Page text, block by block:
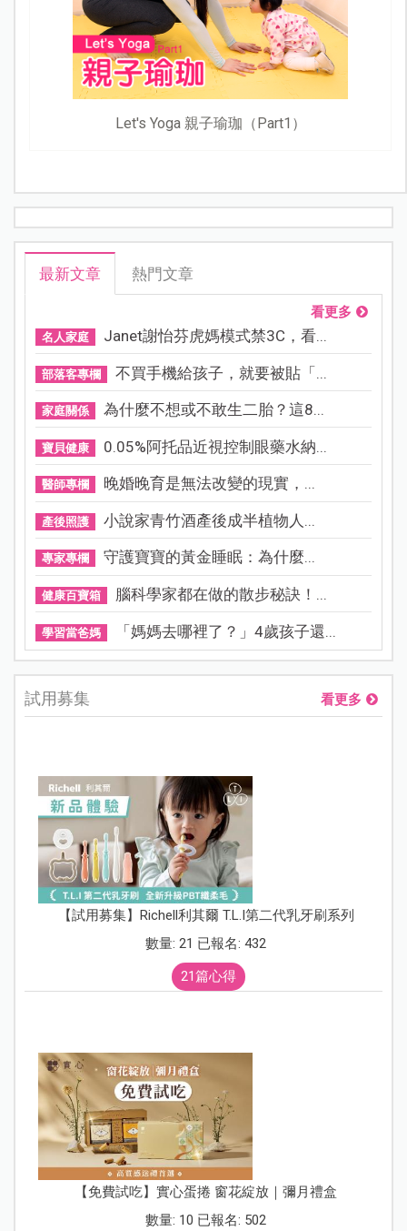
Let's Yoga 親子瑜珈（Part1）
最新文章 熱門文章
看更多
名人家庭 Janet謝怡芬虎媽模式禁3C，看...
部落客專欄 不買手機給孩子，就要被貼「...
家庭關係 為什麼不想或不敢生二胎？這8...
寶貝健康 0.05%阿托品近視控制眼藥水納...
醫師專欄 晚婚晚育是無法改變的現實，...
產後照護 小說家青竹酒產後成半植物人...
專家專欄 守護寶寶的黃金睡眠：為什麼...
健康百寶箱 腦科學家都在做的散步秘訣！...
學習當爸媽 「媽媽去哪裡了？」4歲孩子還...
試用募集 看更多
【試用募集】Richell利其爾 T.L.I第二代乳牙刷系列
數量: 21 已報名: 432
21篇心得
【免費試吃】實心蛋捲 窗花綻放｜彌月禮盒
數量: 10 已報名: 502